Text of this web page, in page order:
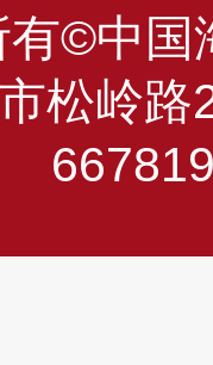
有©中国
松岭